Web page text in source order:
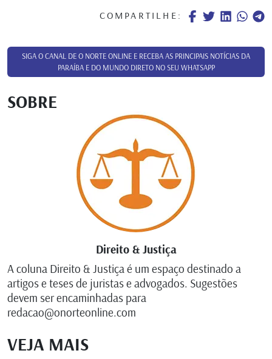
COMPARTILHE:
SIGA O CANAL DE O NORTE ONLINE E RECEBA AS PRINCIPAIS NOTÍCIAS DA
PARAÍBA E DO MUNDO DIRETO NO SEU WHATSAPP
SOBRE
Direito & Justiça
A coluna Direito & Justiça é um espaço destinado a
artigos e teses de juristas e advogados. Sugestões
devem ser encaminhadas para
redacao@onorteonline.com
VEJA MAIS